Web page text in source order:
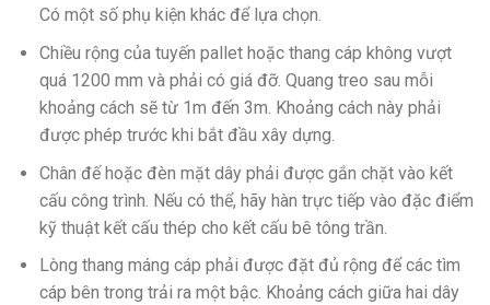
Có một số phụ kiện khác để lựa chọn.
Chiều rộng của tuyến pallet hoặc thang cáp không vượt
quá 1200 mm và phải có giá đỡ. Quang treo sau mỗi
khoảng cách sẽ từ 1m đến 3m. Khoảng cách này phải
được phép trước khi bắt đầu xây dựng.
Chân đế hoặc đèn mặt dây phải được gắn chặt vào kết
cấu công trình. Nếu có thể, hãy hàn trực tiếp vào đặc điểm
kỹ thuật kết cấu thép cho kết cấu bê tông trần.
Lòng thang máng cáp phải được đặt đủ rộng để các tìm
cáp bên trong trải ra một bậc. Khoảng cách giữa hai dây